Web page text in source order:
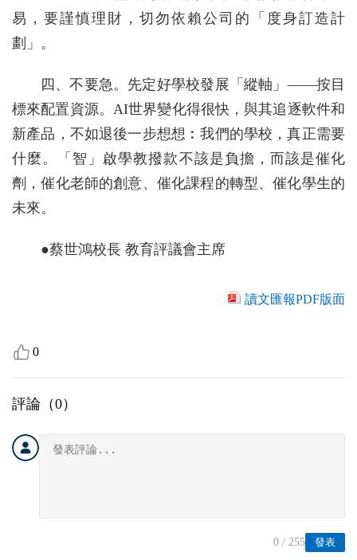
易，要謹慎理財，切勿依賴公司的「度身訂造計
劃」。
四、不要急。先定好學校發展「縱軸」——按目
標來配置資源。AI世界變化得很快，與其追逐軟件和
新產品，不如退後一步想想︰我們的學校，真正需要
什麼。「智」啟學教撥款不該是負擔，而該是催化
劑，催化老師的創意、催化課程的轉型、催化學生的
未來。
●蔡世鴻校長 教育評議會主席
讀文匯報PDF版面
0
評論（0）
發表
0 / 255